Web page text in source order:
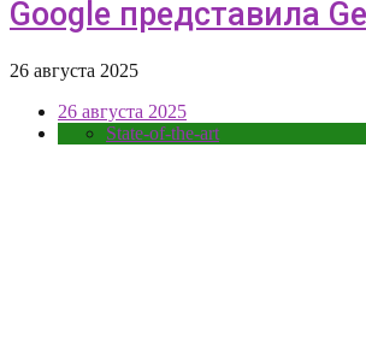
Google представила
26 августа 2025
26 августа 2025
State-of-the-art